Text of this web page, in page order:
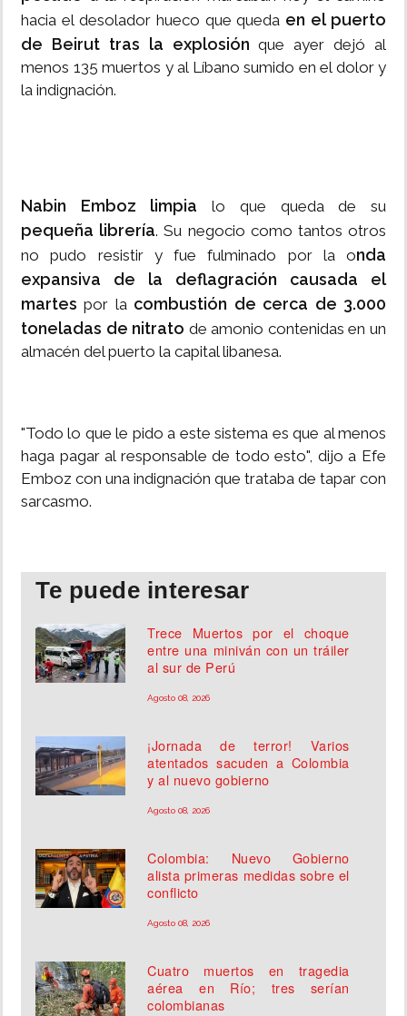
hacia el desolador hueco que queda en el puerto
de Beirut tras la explosión que ayer dejó al
menos 135 muertos y al Líbano sumido en el dolor y
la indignación.
Nabin Emboz limpialo que queda de su
pequeña librería. Su negocio como tantos otros
no pudo resistir y fue fulminado por la onda
expansiva de la deflagración causada el
martespor lacombustión de cerca de 3.000
toneladas de nitrato de amonio contenidas en un
almacén del puerto la capital libanesa.
"Todo lo que le pido a este sistema es que al menos
haga pagar al responsable de todo esto", dijo a Efe
Emboz con una indignación que trataba de tapar con
sarcasmo.
Te puede interesar
Trece Muertos por el choque
entre una miniván con un tráiler
al sur de Perú
Agosto 08, 2026
¡Jornada de terror! Varios
atentados sacuden a Colombia
y al nuevo gobierno
Agosto 08, 2026
Colombia: Nuevo Gobierno
alista primeras medidas sobre el
conflicto
Agosto 08, 2026
Cuatro muertos en tragedia
aérea en Río; tres serían
colombianas